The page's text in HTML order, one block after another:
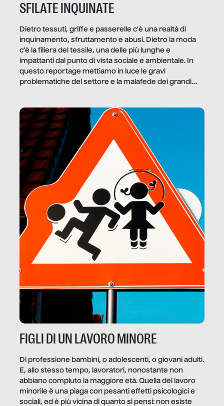
SFILATE INQUINATE
Dietro tessuti, griffe e passerelle c’è una realtà di
inquinamento, sfruttamento e abusi. Dietro la moda
c’è la filiera del tessile, una delle più lunghe e
impattanti dal punto di vista sociale e ambientale. In
questo reportage mettiamo in luce le gravi
problematiche del settore e la malafede dei grandi
FIGLI DI UN LAVORO MINORE
Di professione bambini, o adolescenti, o giovani adulti.
E, allo stesso tempo, lavoratori, nonostante non
abbiano compiuto la maggiore età. Quella del lavoro
minorile è una piaga con pesanti effetti psicologici e
sociali, ed è più vicina di quanto si pensi: non esiste